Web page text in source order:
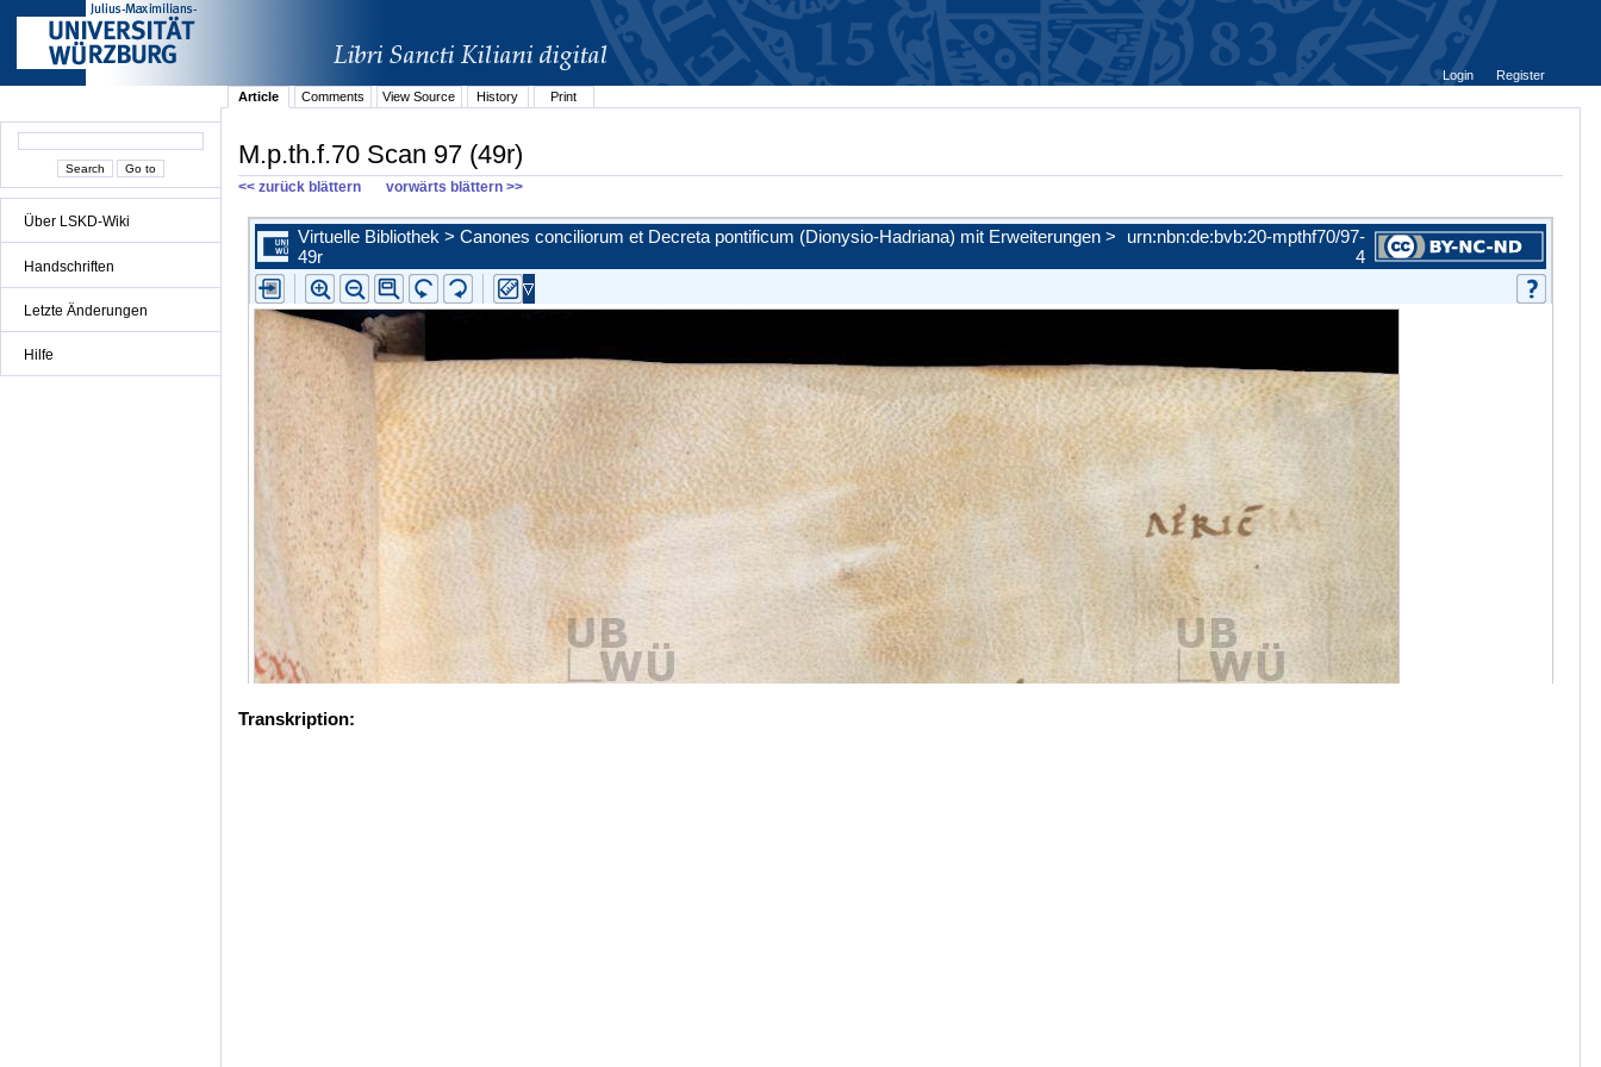
Über LSKD-Wiki
Handschriften
Letzte Änderungen
Hilfe
Login
Register
Article
Comments View Source History Print
M.p.th.f.70 Scan 97 (49r)
<< zurück blättern vorwärts blättern >>
Transkription: